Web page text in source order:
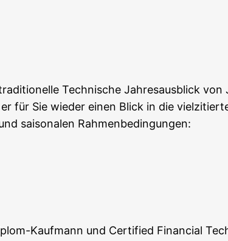
Tech­ni­sche Jah­res­aus­blick von
für Sie wie­der einen Blick in die
sai­so­na­len Rahmenbedingungen:
Kauf­mann und Cer­ti­fied Finan­cial